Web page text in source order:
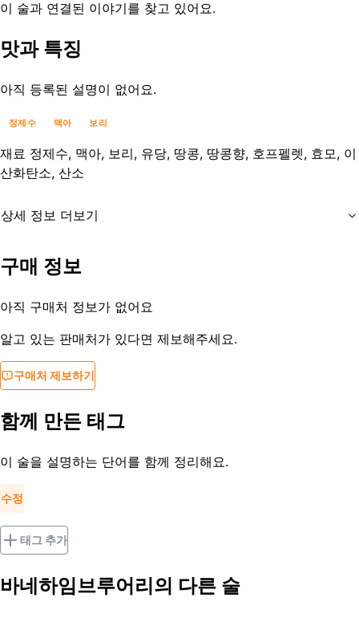
이 술과 연결된 이야기를 찾고 있어요.
맛과 특징
아직 등록된 설명이 없어요.
정제수 맥아 보리
재료 정제수, 맥아, 보리, 유당, 땅콩, 땅콩향, 호프펠렛, 효모, 이
산화탄소, 산소
상세 정보 더보기
등록일
구매 정보
아직 구매처 정보가 없어요
알고 있는 판매처가 있다면 제보해주세요.
구매처 제보하기
함께 만든 태그
이 술을 설명하는 단어를 함께 정리해요.
수정
태그 추가
바네하임브루어리의 다른 술